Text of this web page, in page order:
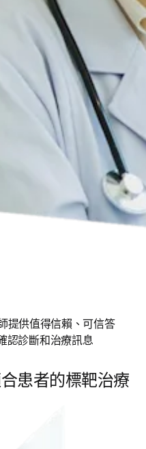
提供值得信賴、可信答
認診斷和治療訊息
患者的標靶治療